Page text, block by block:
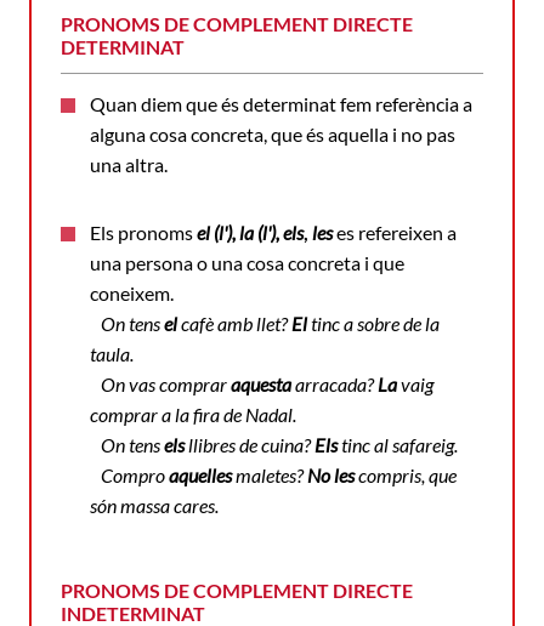
PRONOMS DE COMPLEMENT DIRECTE
DETERMINAT
Quan diem que és determinat fem referència a
alguna cosa concreta, que és aquella i no pas
una altra.
Els pronomsel (l'), la (l'), els, leses refereixen a
una persona o una cosa concreta i que
coneixem.
On tenselcafè amb llet?Eltinc a sobre de la
taula.
On vas compraraquestaarracada?Lavaig
comprar a la fira de Nadal.
On tenselsllibres de cuina?Elstinc al safareig.
Comproaquellesmaletes?No lescompris, que
són massa cares.
PRONOMS DE COMPLEMENT DIRECTE
INDETERMINAT